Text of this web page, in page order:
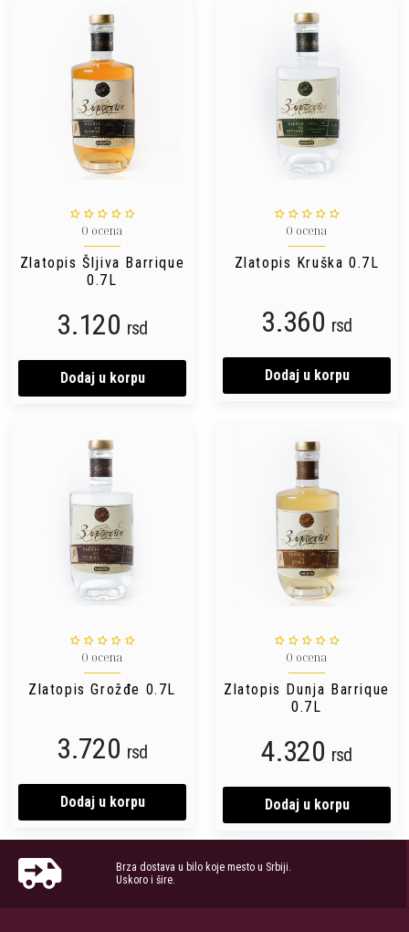
0 ocena
Zlatopis Šljiva Barrique
0.7L
3.120 rsd
Dodaj u korpu
0 ocena
Zlatopis Kruška 0.7L
3.360 rsd
Dodaj u korpu
0 ocena
Zlatopis Grožđe 0.7L
3.720 rsd
Dodaj u korpu
0 ocena
Zlatopis Dunja Barrique
0.7L
4.320 rsd
Dodaj u korpu
Brza dostava u bilo koje mesto u Srbiji.
Uskoro i šire.